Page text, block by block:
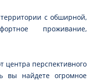
с обширной,
проживание,
центра перспективного
вы найдете огромное